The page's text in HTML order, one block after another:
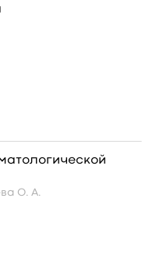
О. А.